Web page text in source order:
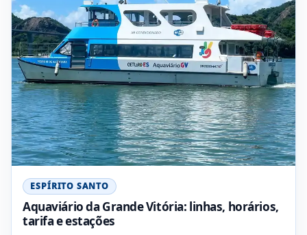
ESPÍRITO SANTO
Aquaviário da Grande Vitória: linhas, horários,
tarifa e estações